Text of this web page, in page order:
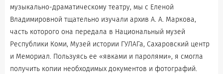
музыкально-драматическому театру, мы с Еленой
Владимировной тщательно изучали архив А. А. Маркова,
часть которого она передала в Национальный музей
Республики Коми, Музей истории ГУЛАГа, Сахаровский центр
и Мемориал. Пользуясь ее «явками и паролями», я смогла
получить копии необходимых документов и фотографий.